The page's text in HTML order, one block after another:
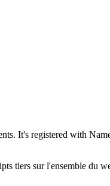
It's registered with
tiers sur l'ensemble du